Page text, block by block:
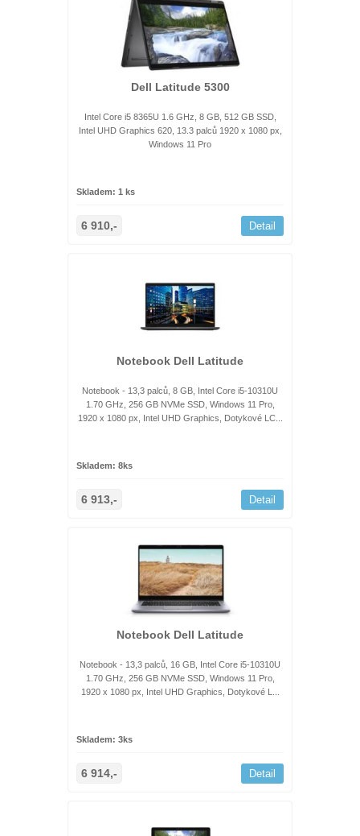
Dell Latitude 5300
Intel Core i5 8365U 1.6 GHz, 8 GB, 512 GB SSD,
Intel UHD Graphics 620, 13.3 palců 1920 x 1080 px,
Windows 11 Pro
Skladem: 1 ks
6 910,- Detail
Notebook Dell Latitude
Notebook - 13,3 palců, 8 GB, Intel Core i5-10310U
1.70 GHz, 256 GB NVMe SSD, Windows 11 Pro,
1920 x 1080 px, Intel UHD Graphics, Dotykové LC...
Skladem: 8ks
6 913,- Detail
Notebook Dell Latitude
Notebook - 13,3 palců, 16 GB, Intel Core i5-10310U
1.70 GHz, 256 GB NVMe SSD, Windows 11 Pro,
1920 x 1080 px, Intel UHD Graphics, Dotykové L...
Skladem: 3ks
6 914,- Detail